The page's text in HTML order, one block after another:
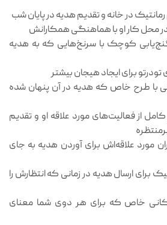
در خانه و تقدیم هدیه در پایان شب
محل کار او با هماهنگی همکارانش
کوچک با سرنخ‌هایی که به هدیه
برای ایجاد هیجان بیشتر
با طرح خاص که هدیه در آن پنهان شده
از فعالیت‌های مورد علاقه او و تقدیم
مورد علاقه‌اش برای آوردن هدیه به جای
برای ارسال هدیه در زمانی که انتظارش را
خاص که برای هر دوی شما معنای